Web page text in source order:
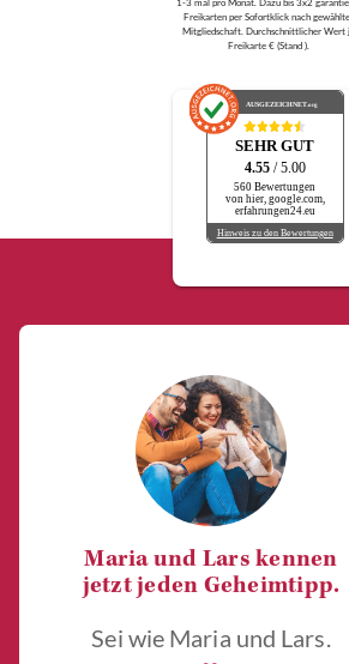
Freikarten per Sofortklick nach
Mitgliedschaft. Durchschnittlicher Wert
Freikarte € (Stand ).
AUSGEZEICHNET.org
SEHR GUT
4.55 / 5.00
560 Bewertungen
von hier, google.com,
erfahrungen24.eu
Hinweis zu den Bewertungen
Maria und Lars kennen
jetzt jeden Geheimtipp.
Sei wie Maria und Lars.